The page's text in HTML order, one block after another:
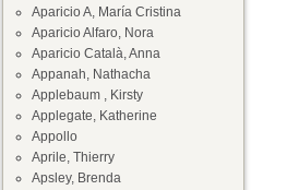
Aparicio A, María Cristina
Aparicio Alfaro, Nora
Aparicio Català, Anna
Appanah, Nathacha
Applebaum , Kirsty
Applegate, Katherine
Appollo
Aprile, Thierry
Apsley, Brenda